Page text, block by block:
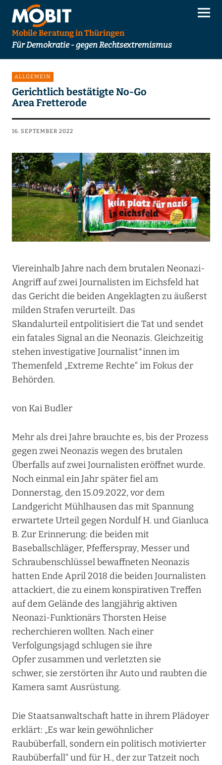
Mobile Beratung in Thüringen
Für Demokratie - gegen Rechtsextremismus
ALLGEMEIN
Gerichtlich bestätigte No-Go
Area Fretterode
16. SEPTEMBER 2022
Viereinhalb Jahre nach dem brutalen Neonazi-
Angriff auf zwei Journalisten im Eichsfeld hat
das Gericht die beiden Angeklagten zu äußerst
milden Strafen verurteilt. Das
Skandalurteil entpolitisiert die Tat und sendet
ein fatales Signal an die Neonazis. Gleichzeitig
stehen investigative Journalist*innen im
Themenfeld „Extreme Rechte“ im Fokus der
Behörden.
von Kai Budler
Mehr als drei Jahre brauchte es, bis der Prozess
gegen zwei Neonazis wegen des brutalen
Überfalls auf zwei Journalisten eröffnet wurde.
Noch einmal ein Jahr später fiel am
Donnerstag, den 15.09.2022, vor dem
Landgericht Mühlhausen das mit Spannung
erwartete Urteil gegen Nordulf H. und Gianluca
B. Zur Erinnerung: die beiden mit
Baseballschläger, Pfefferspray, Messer und
Schraubenschlüssel bewaffneten Neonazis
hatten Ende April 2018 die beiden Journalisten
attackiert, die zu einem konspirativen Treffen
auf dem Gelände des langjährig aktiven
Neonazi-Funktionärs Thorsten Heise
recherchieren wollten. Nach einer
Verfolgungsjagd schlugen sie ihre
Opfer zusammen und verletzten sie
schwer, sie zerstörten ihr Auto und raubten die
Kamera samt Ausrüstung.
Die Staatsanwaltschaft hatte in ihrem Plädoyer
erklärt: „Es war kein gewöhnlicher
Raubüberfall, sondern ein politisch motivierter
Raubüberfall“ und für H., der zur Tatzeit noch